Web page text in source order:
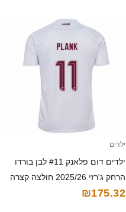
ילדים
ילדים דום פלאנק #11 לבן בורדו
הרחק ג'רזי 2025/26 חולצה קצרה
₪175.32